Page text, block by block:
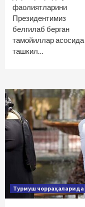
фаолиятларини
Президентимиз
белгилаб берган
тамойиллар асосида
ташкил…
Турмуш чорраҳаларида